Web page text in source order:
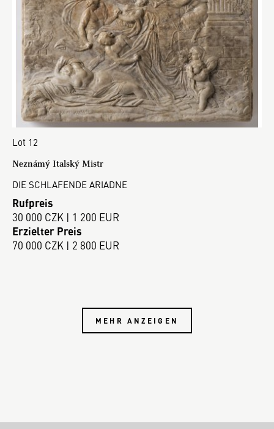
Lot 12
Neznámý Italský Mistr
DIE SCHLAFENDE ARIADNE
Rufpreis
30 000 CZK | 1 200 EUR
Erzielter Preis
70 000 CZK | 2 800 EUR
MEHR ANZEIGEN